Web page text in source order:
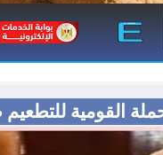
القومية